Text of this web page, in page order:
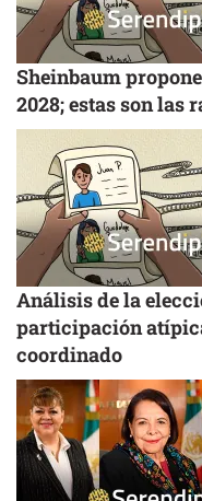
Sheinbaum
2028; estas son las
Análisis de la
participación
coordinado